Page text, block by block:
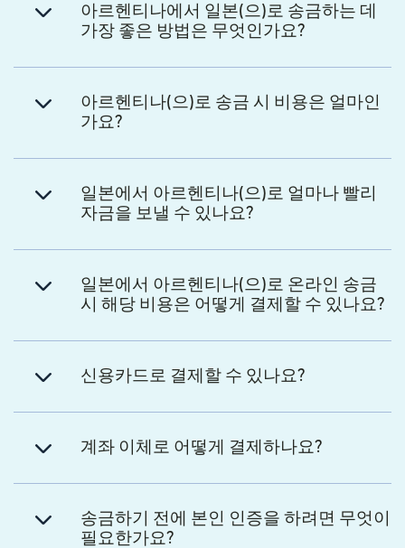
아르헨티나에서 일본(으)로 송금하는 데
가장 좋은 방법은 무엇인가요?
아르헨티나(으)로 송금 시 비용은 얼마인
가요?
일본에서 아르헨티나(으)로 얼마나 빨리
자금을 보낼 수 있나요?
일본에서 아르헨티나(으)로 온라인 송금
시 해당 비용은 어떻게 결제할 수 있나요?
신용카드로 결제할 수 있나요?
계좌 이체로 어떻게 결제하나요?
송금하기 전에 본인 인증을 하려면 무엇이
필요한가요?